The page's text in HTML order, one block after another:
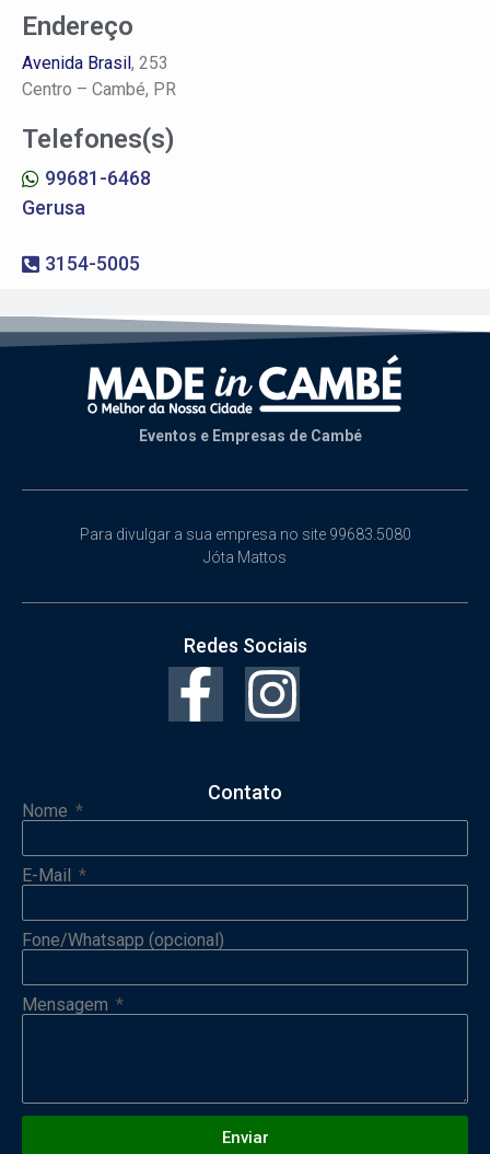
Endereço
Avenida Brasil, 253
Centro – Cambé, PR
Telefones(s)
99681-6468
Gerusa
3154-5005
Eventos e Empresas de Cambé
Para divulgar a sua empresa no site 99683.5080
Jóta Mattos
Redes Sociais
Contato
Nome
E-Mail
Fone/Whatsapp (opcional)
Mensagem
Enviar